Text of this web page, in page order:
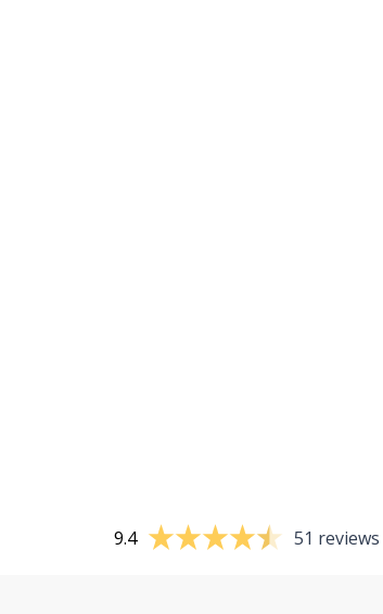
9.4 51 reviews